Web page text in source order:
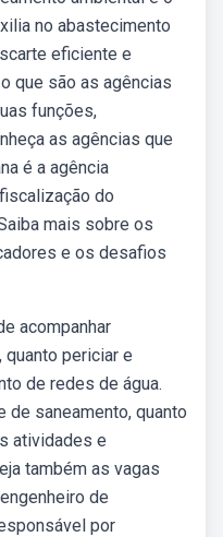
no abastecimento
eficiente e
que são as agências
funções,
as agências que
é a agência
do
mais sobre os
e os desafios
acompanhar
periciar e
de redes de água.
de saneamento, quanto
atividades e
também as vagas
de
por